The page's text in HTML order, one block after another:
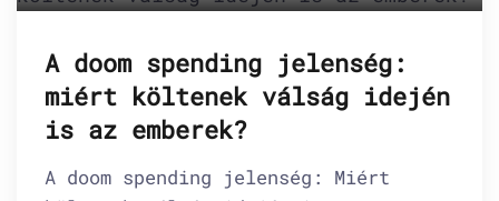
A doom spending jelenség:
miért költenek válság idején
is az emberek?
A doom spending jelenség: Miért